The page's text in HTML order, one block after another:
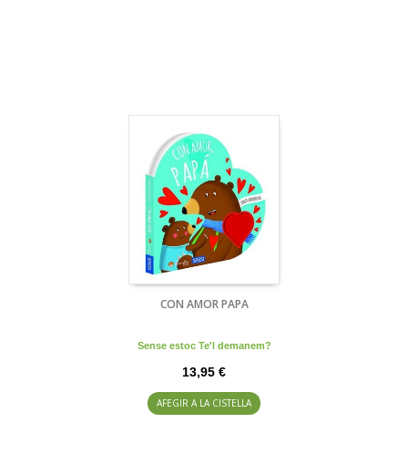
CON AMOR PAPA
Sense estoc Te'l demanem?
13,95 €
AFEGIR A LA CISTELLA